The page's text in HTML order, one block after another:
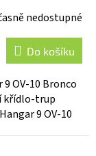
nedostupné
Do košíku
OV-10 Bronco
křídlo-trup
9 OV-10